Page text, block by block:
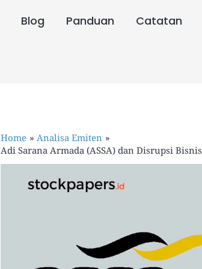
Blog Panduan Catatan
Home
Analisa Emiten
Adi Sarana Armada (ASSA) dan Disrupsi